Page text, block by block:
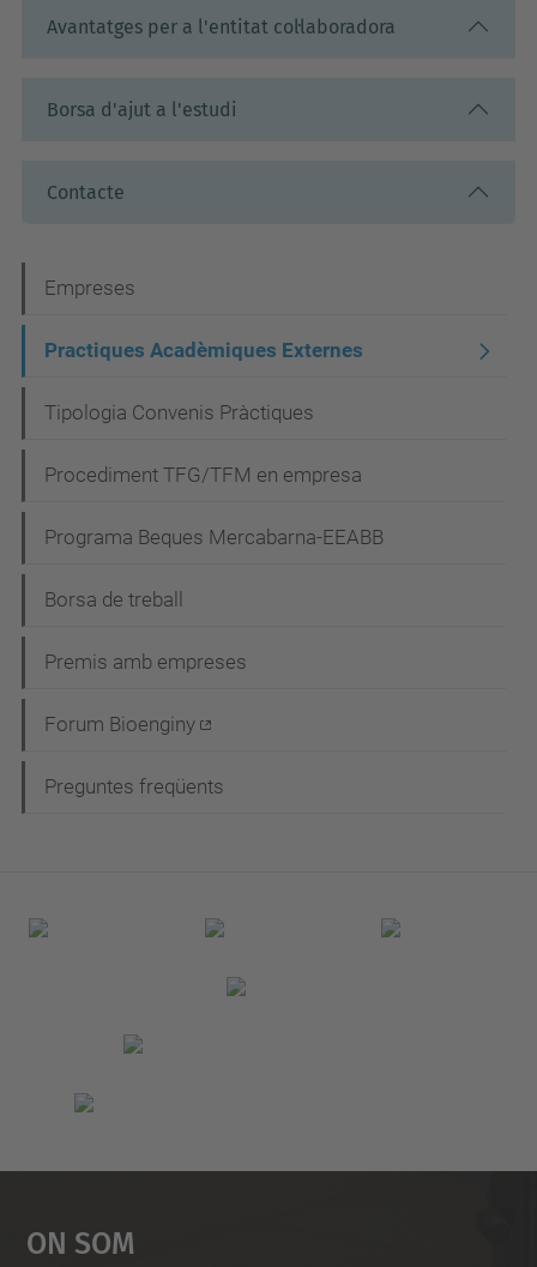
Avantatges per a l'entitat col·laboradora
Borsa d'ajut a l'estudi
Contacte
a
v
g
a
i
ó
Empreses
Practiques Acadèmiques Externes
Tipologia Convenis Pràctiques
Procediment TFG/TFM en empresa
Programa Beques Mercabarna-EEABB
Borsa de treball
Premis amb empreses
Forum Bioenginy
Preguntes freqüents
On Som